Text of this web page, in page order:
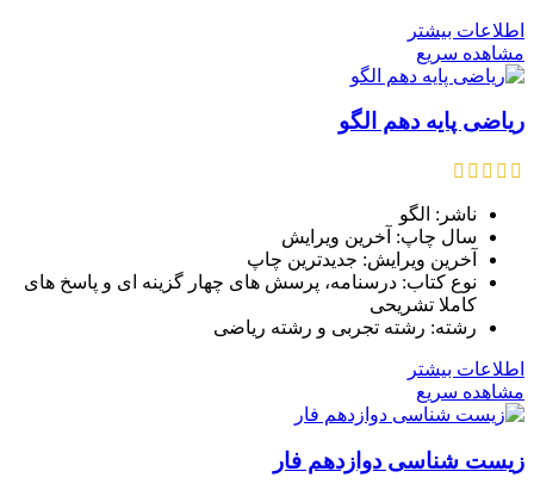
اطلاعات بیشتر
مشاهده سریع
ریاضی پایه دهم الگو
ناشر: الگو
سال چاپ: آخرین ویرایش
آخرین ویرایش: جدیدترین چاپ
نوع کتاب: درسنامه، پرسش های چهار گزینه ای و پاسخ های
کاملا تشریحی
رشته: رشته تجربی و رشته ریاضی
اطلاعات بیشتر
مشاهده سریع
زیست شناسی دوازدهم فار